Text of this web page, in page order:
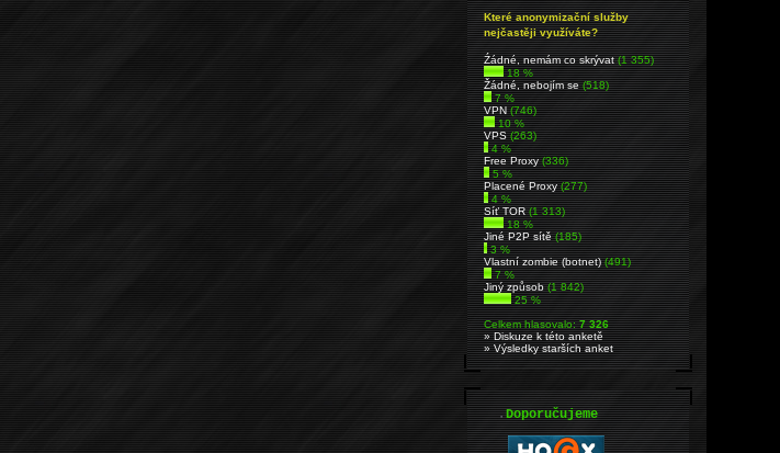
Které anonymizační služby
nejčastěji využíváte?
Źádné, nemám co skrývat(1 355)
18 %
Žádné, nebojím se(518)
7 %
VPN(746)
10 %
VPS(263)
4 %
Free Proxy(336)
5 %
Placené Proxy(277)
4 %
Síť TOR(1 313)
18 %
Jiné P2P sítě(185)
3 %
Vlastní zombie (botnet)(491)
7 %
Jiný způsob(1 842)
25 %
Celkem hlasovalo:7 326
» Diskuze k této anketě
» Výsledky starších anket
.Doporučujeme